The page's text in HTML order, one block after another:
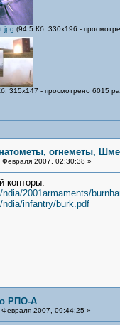
(94.5 Кб, 330x196 -
315x147 - просмотрено 6015
огнеметы,
Февраля 2007, 02:30:38 »
конторы:
2001armaments/
infantry/burk.pdf
РПО-А
Февраля 2007, 09:44:25 »